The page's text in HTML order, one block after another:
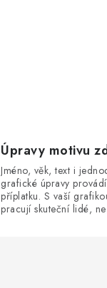
Úpravy motivu
Jméno, věk, text i
grafické úpravy
příplatku. S vaší
pracují skuteční lidé,